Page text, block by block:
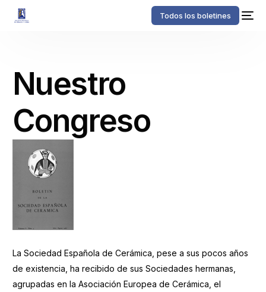
Todos los boletines
Nuestro
Congreso
La Sociedad Española de Cerámica, pese a sus pocos años
de existencia, ha recibido de sus Sociedades hermanas,
agrupadas en la Asociación Europea de Cerámica, el